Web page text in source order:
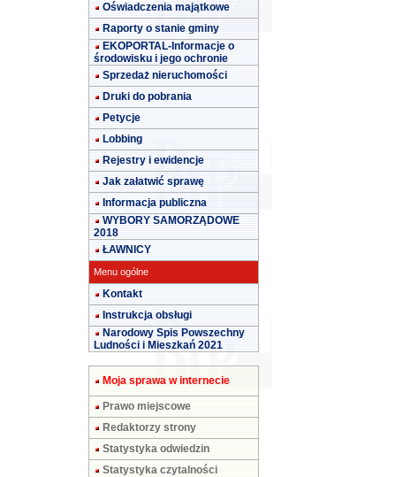
Oświadczenia majątkowe
Raporty o stanie gminy
EKOPORTAL-Informacje o
środowisku i jego ochronie
Sprzedaż nieruchomości
Druki do pobrania
Petycje
Lobbing
Rejestry i ewidencje
Jak załatwić sprawę
Informacja publiczna
WYBORY SAMORZĄDOWE
2018
ŁAWNICY
Menu ogólne
Kontakt
Instrukcja obsługi
Narodowy Spis Powszechny
Ludności i Mieszkań 2021
Moja sprawa w internecie
Prawo miejscowe
Redaktorzy strony
Statystyka odwiedzin
Statystyka czytalności